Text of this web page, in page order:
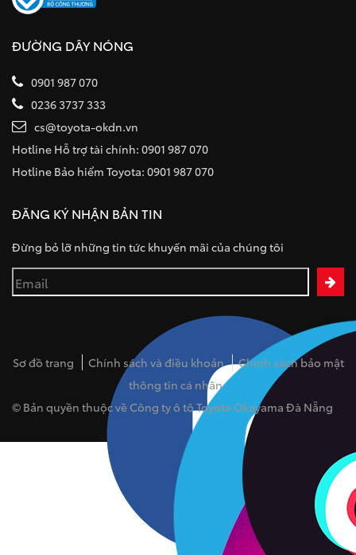
ĐƯỜNG DÂY NÓNG
0901 987 070
0236 3737 333
cs@toyota-okdn.vn
Hotline Hỗ trợ tài chính: 0901 987 070
Hotline Bảo hiểm Toyota: 0901 987 070
ĐĂNG KÝ NHẬN BẢN TIN
Đừng bỏ lỡ những tin tức khuyến mãi của chúng tôi
Sơ đồ trang Chính sách và điều khoản
Chính sách bảo mật
thông tin cá nhân
© Bản quyền thuộc về Công ty ô tô Toyota Okayama Đà Nẵng